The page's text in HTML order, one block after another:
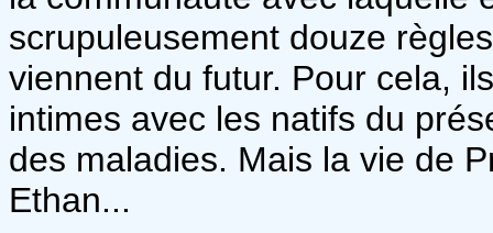
scrupuleusement douze
viennent du futur. Pour cela,
intimes avec les natifs du
des maladies. Mais la vie de
Ethan...